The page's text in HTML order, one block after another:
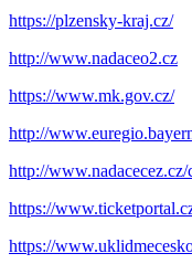
https://plzensky-kraj.cz/
http://www.nadaceo2.cz
https://www.mk.gov.cz/
http://
http://
https://
https://